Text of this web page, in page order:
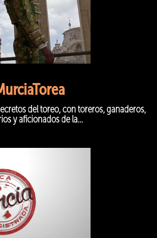
del toreo, con toreros, ganaderos,
y aficionados de la...